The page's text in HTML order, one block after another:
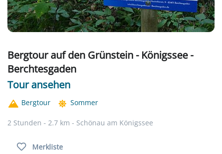
Bergtour auf den Grünstein - Königssee -
Berchtesgaden
Tour ansehen
Bergtour Sommer
2 Stunden - 2.7 km - Schönau am Königssee
Merkliste